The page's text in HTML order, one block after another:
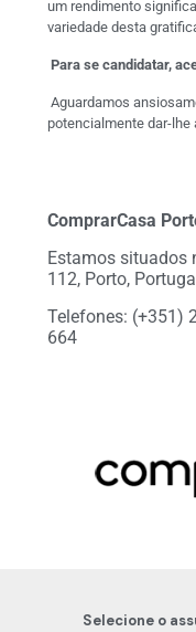
um rendimento
variedade desta
Para se candidatar,
Aguardamos
potencialmente dar-lhe
ComprarCasa
Estamos situados
112, Porto,
Telefones: (+351)
664
Selecione o